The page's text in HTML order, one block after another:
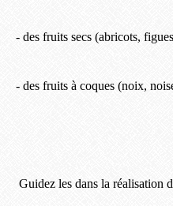
- des fruits secs (abricots,
- des fruits à coques (noix,
Guidez les dans la réalisation